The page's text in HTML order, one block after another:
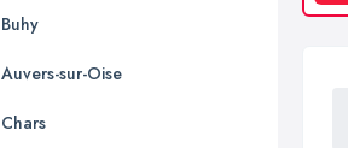
Buhy
Auvers-sur-Oise
Chars